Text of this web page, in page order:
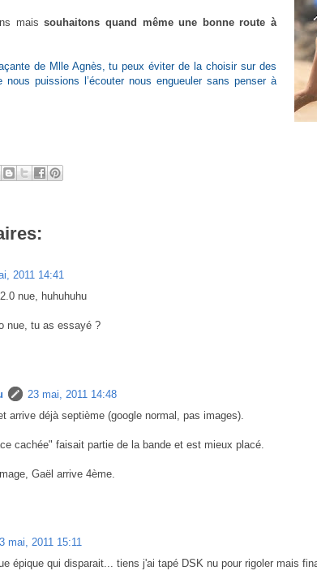
maissouhaitons quand même une bonne route à
de Mlle Agnès, tu peux éviter de la choisir sur des
nous puissions l’écouter nous engueuler sans penser à
2011 14:41
nue, huhuhuhu
nue, tu as essayé ?
23 mai, 2011 14:48
arrive déjà septième (google normal, pas images).
cachée" faisait partie de la bande et est mieux placé.
Gaël arrive 4ème.
mai, 2011 15:11
épique qui disparait... tiens j'ai tapé DSK nu pour rigoler mais